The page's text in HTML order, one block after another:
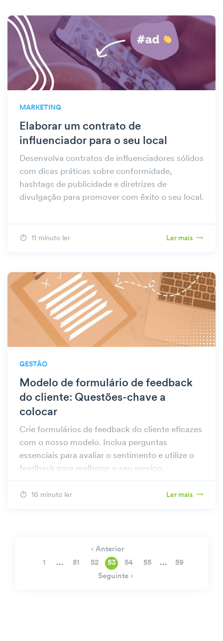
MARKETING
Elaborar um contrato de
influenciador para o seu local
Desenvolva contratos de influenciadores sólidos
com dicas práticas sobre conformidade,
hashtags de publicidade e diretrizes de
divulgação para promover com êxito o seu local.
11 minuto ler Ler mais
GESTÃO
Modelo de formulário de feedback
do cliente: Questões-chave a
colocar
Crie formulários de feedback do cliente eficazes
com o nosso modelo. Inclua perguntas
essenciais para avaliar o sentimento e utilize o
feedback para melhorar o seu serviço.
16 minuto ler Ler mais
‹ Anterior
1 … 51 52 53 54 55 … 59
Seguinte ›